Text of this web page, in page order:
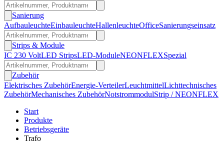
Sanierung
AufbauleuchteEinbauleuchteHallenleuchteOfficeSanierungseinsatz
Strips & Module
IC 230 VoltLED StripsLED-ModuleNEONFLEXSpezial
Zubehör
Elektrisches ZubehörEnergie-VerteilerLeuchtmittelLichttechnisches
ZubehörMechanisches ZubehörNotstrommodulStrip / NEONFLEX
Start
Produkte
Betriebsgeräte
Trafo